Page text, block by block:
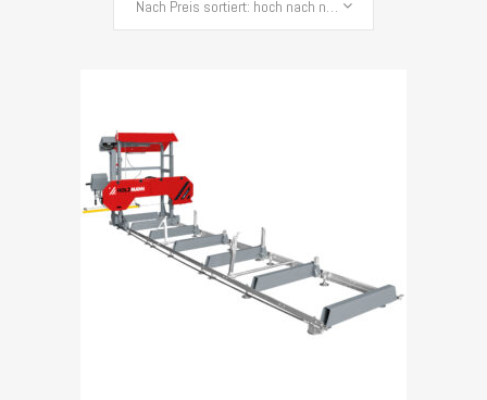
Nach Preis sortiert: hoch nach niedrig